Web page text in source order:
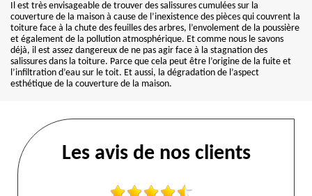
Il est très envisageable de trouver des salissures cumulées sur la
couverture de la maison à cause de l’inexistence des pièces qui couvrent la
toiture face à la chute des feuilles des arbres, l’envolement de la poussière
et également de la pollution atmosphérique. Et comme nous le savons
déjà, il est assez dangereux de ne pas agir face à la stagnation des
salissures dans la toiture. Parce que cela peut être l’origine de la fuite et
l’infiltration d’eau sur le toit. Et aussi, la dégradation de l’aspect
esthétique de la couverture de la maison.
Les avis de nos clients